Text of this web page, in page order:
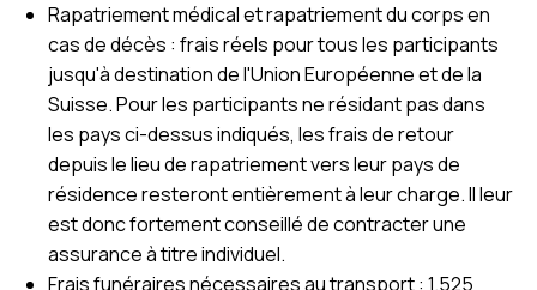
Rapatriement médical et rapatriement du corps en
cas de décès : frais réels pour tous les participants
jusqu'à destination de l'Union Européenne et de la
Suisse. Pour les participants ne résidant pas dans
les pays ci-dessus indiqués, les frais de retour
depuis le lieu de rapatriement vers leur pays de
résidence resteront entièrement à leur charge. Il leur
est donc fortement conseillé de contracter une
assurance à titre individuel.
Frais funéraires nécessaires au transport : 1.525